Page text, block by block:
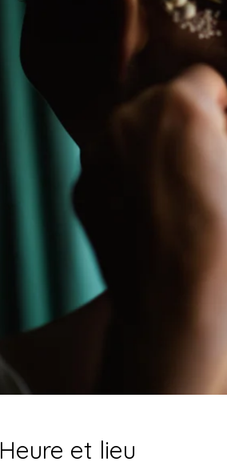
Heure et lieu